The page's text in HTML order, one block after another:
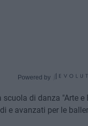
Powered by
di danza "Arte
e avanzati per le